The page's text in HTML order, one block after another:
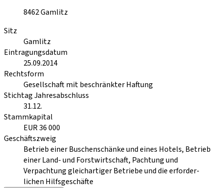
8462Gamlitz
Sitz
Gamlitz
Eintragungsdatum
25.09.2014
Rechtsform
Gesellschaft mit beschränkter Haftung
Stichtag Jahresabschluss
31.12.
Stammkapital
EUR 36 000
Geschäftszweig
Betrieb einer Buschenschänke und eines Hotels, Betrieb
einer Land- und Forstwirtschaft, Pachtung und
Verpachtung gleichartiger Betriebe und die erforder-
lichen Hilfsgeschäfte